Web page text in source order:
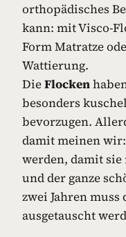
orthopädisches
kann: mit Visco-
Form Matratze
Wattierung.
DieFlocken
besonders
bevorzugen.
damit meinen
werden, damit
und der ganze
zwei Jahren
ausgetauscht